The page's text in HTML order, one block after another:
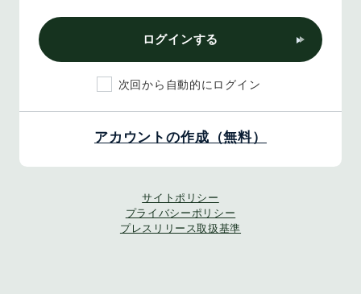
ログインする
次回から自動的にログイン
アカウントの作成（無料）
サイトポリシー
プライバシーポリシー
プレスリリース取扱基準